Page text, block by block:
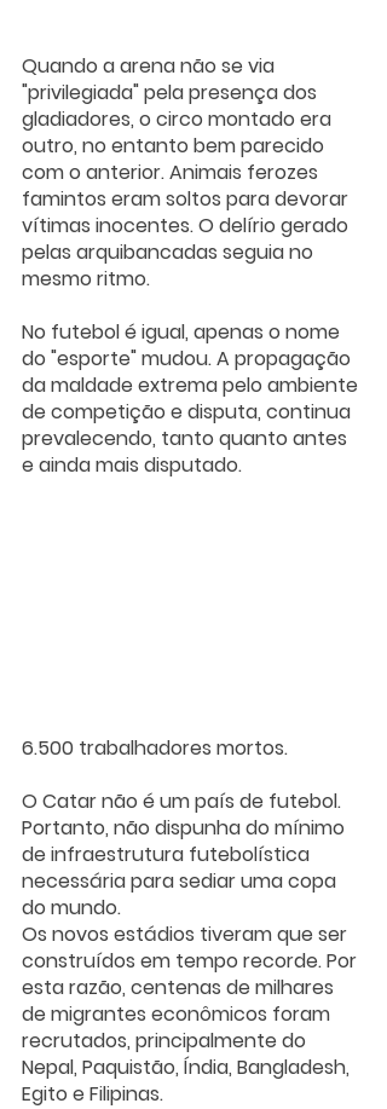
Quando a arena não se via
"privilegiada" pela presença dos
gladiadores, o circo montado era
outro, no entanto bem parecido
com o anterior. Animais ferozes
famintos eram soltos para devorar
vítimas inocentes. O delírio gerado
pelas arquibancadas seguia no
mesmo ritmo.
No futebol é igual, apenas o nome
do "esporte" mudou. A propagação
da maldade extrema pelo ambiente
de competição e disputa, continua
prevalecendo, tanto quanto antes
e ainda mais disputado.
6.500 trabalhadores mortos.
O Catar não é um país de futebol.
Portanto, não dispunha do mínimo
de infraestrutura futebolística
necessária para sediar uma copa
do mundo.
Os novos estádios tiveram que ser
construídos em tempo recorde. Por
esta razão, centenas de milhares
de migrantes econômicos foram
recrutados, principalmente do
Nepal, Paquistão, Índia, Bangladesh,
Egito e Filipinas.